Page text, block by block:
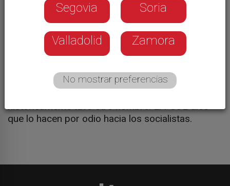
08/07/2026
Una calle del centro de Medina de Rioseco se ha
convertido en noticia y en polémica en el pueblo.
Es la calle Pablo Iglesias, dedicada al fundador
del PSOE y del sindicato UGT. El ayuntamiento,
gobernado por el Partido Popular, ha decidido
históricamente tuvo otro nombre. El PSOE dice
que lo hacen por odio hacia los socialistas.
Segovia Soria
Valladolid Zamora
No mostrar preferencias